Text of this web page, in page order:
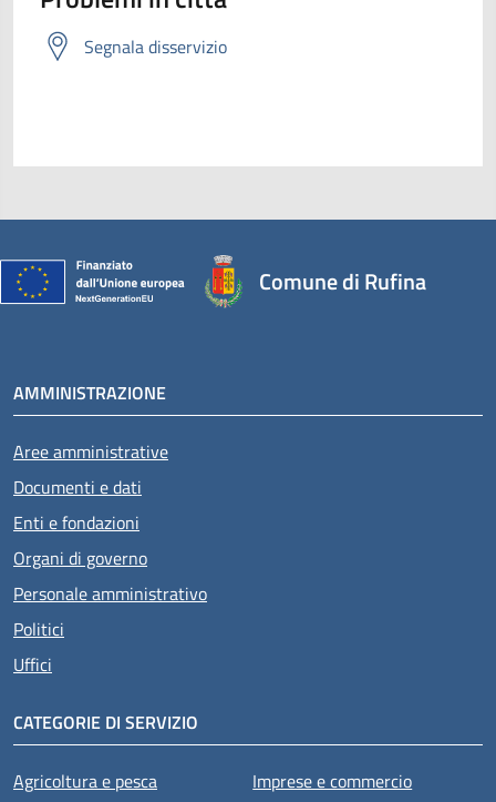
Segnala disservizio
Comune di Rufina
AMMINISTRAZIONE
Aree amministrative
Documenti e dati
Enti e fondazioni
Organi di governo
Personale amministrativo
Politici
Uffici
CATEGORIE DI SERVIZIO
Agricoltura e pesca
Imprese e commercio